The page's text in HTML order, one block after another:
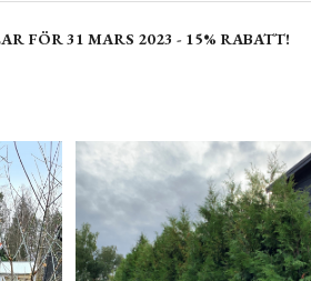
FÖR 31 MARS 2023 - 15% RABATT!